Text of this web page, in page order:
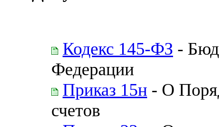
Кодекс 145-ФЗ -
Федерации
Приказ 15н - О
счетов